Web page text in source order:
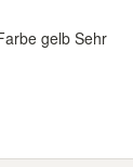
gelb Sehr